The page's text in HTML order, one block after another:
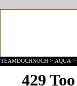
TEAMDOCHNOCH > AQUA >